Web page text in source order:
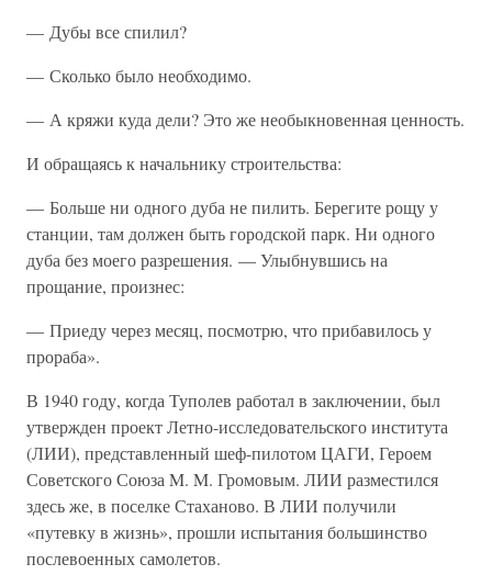
— Дубы все спилил?
— Сколько было необходимо.
— А кряжи куда дели? Это же необыкновенная ценность.
И обращаясь к начальнику строительства:
— Больше ни одного дуба не пилить. Берегите рощу у
станции, там должен быть городской парк. Ни одного
дуба без моего разрешения. — Улыбнувшись на
прощание, произнес:
— Приеду через месяц, посмотрю, что прибавилось у
прораба».
В 1940 году, когда Туполев работал в заключении, был
утвержден проект Летно-исследовательского института
(ЛИИ), представленный шеф-пилотом ЦАГИ, Героем
Советского Союза M. M. Громовым. ЛИИ разместился
здесь же, в поселке Стаханово. В ЛИИ получили
«путевку в жизнь», прошли испытания большинство
послевоенных самолетов.